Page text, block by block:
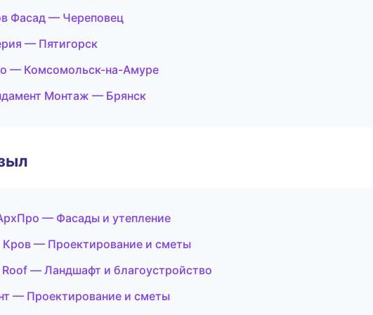
Фасад — Череповец
— Пятигорск
— Комсомольск-на-Амуре
Монтаж — Брянск
— Фасады и утепление
Кров — Проектирование и сметы
— Ландшафт и благоустройство
— Проектирование и сметы